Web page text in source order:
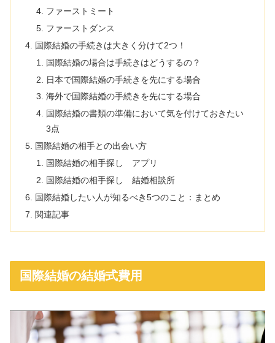
ファーストミート
ファーストダンス
国際結婚の手続きは大きく分けて2つ！
国際結婚の場合は手続きはどうするの？
日本で国際結婚の手続きを先にする場合
海外で国際結婚の手続きを先にする場合
国際結婚の書類の準備において気を付けておきたい
3点
国際結婚の相手との出会い方
国際結婚の相手探し アプリ
国際結婚の相手探し 結婚相談所
国際結婚したい人が知るべき5つのこと：まとめ
関連記事
国際結婚の結婚式費用